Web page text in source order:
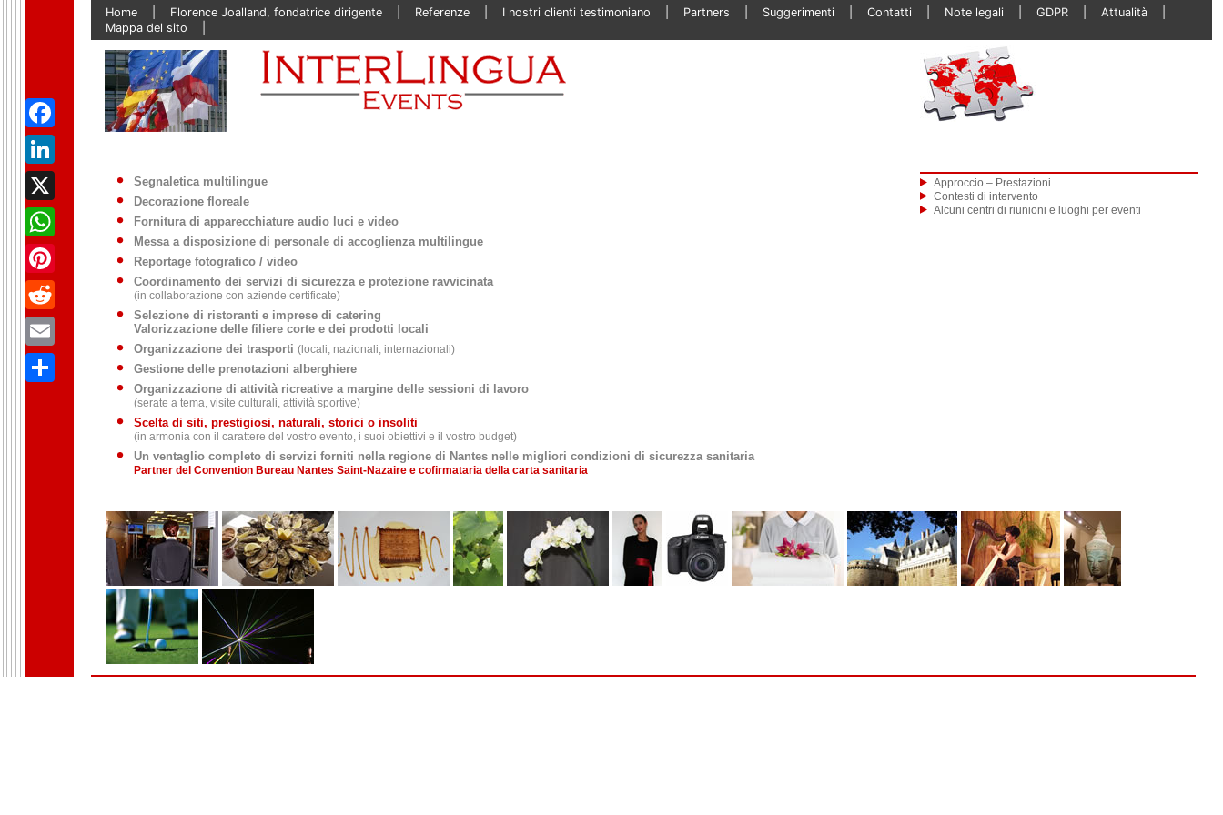
Home Florence Joalland, fondatrice dirigente Referenze I nostri clienti testimoniano Partners Suggerimenti Contatti Note legali GDPR
Attualità
Mappa del sito
Segnaletica multilingue
Decorazione floreale
Fornitura di apparecchiature audio luci e video
Messa a disposizione di personale di accoglienza multilingue
Reportage fotografico / video
Coordinamento dei servizi di sicurezza e protezione ravvicinata
(in collaborazione con aziende certificate)
Selezione di ristoranti e imprese di catering
Valorizzazione delle filiere corte e dei prodotti locali
Organizzazione dei trasporti (locali, nazionali, internazionali)
Gestione delle prenotazioni alberghiere
Organizzazione di attività ricreative a margine delle sessioni di lavoro
(serate a tema, visite culturali, attività sportive)
Scelta di siti, prestigiosi, naturali, storici o insoliti
(in armonia con il carattere del vostro evento, i suoi obiettivi e il vostro budget)
Un ventaglio completo di servizi forniti nella regione di Nantes nelle migliori condizioni di sicurezza sanitaria
Partner del Convention Bureau Nantes Saint-Nazaire e cofirmataria della carta sanitaria
Approccio – Prestazioni
Contesti di intervento
Alcuni centri di riunioni e luoghi per eventi
Facebook
LinkedIn
X
WhatsApp
Pinterest
Reddit
Email